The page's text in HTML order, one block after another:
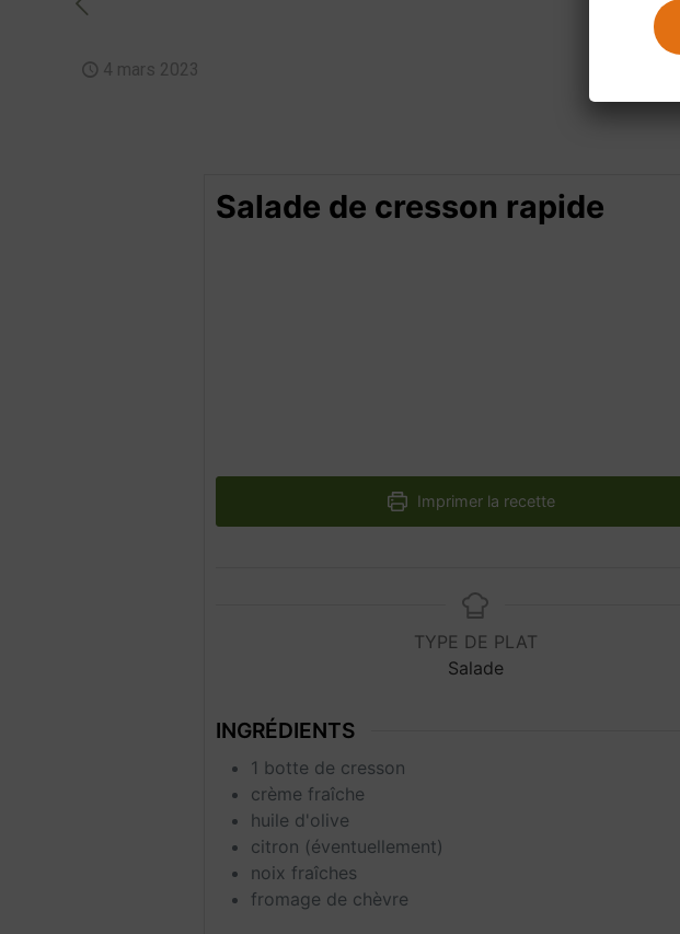
4 mars 2023
Salade de cresson rapide
Imprimer la recette
TYPE DE PLAT
Salade
INGRÉDIENTS
1 botte de cresson
crème fraîche
huile d'olive
citron (éventuellement)
noix fraîches
fromage de chèvre